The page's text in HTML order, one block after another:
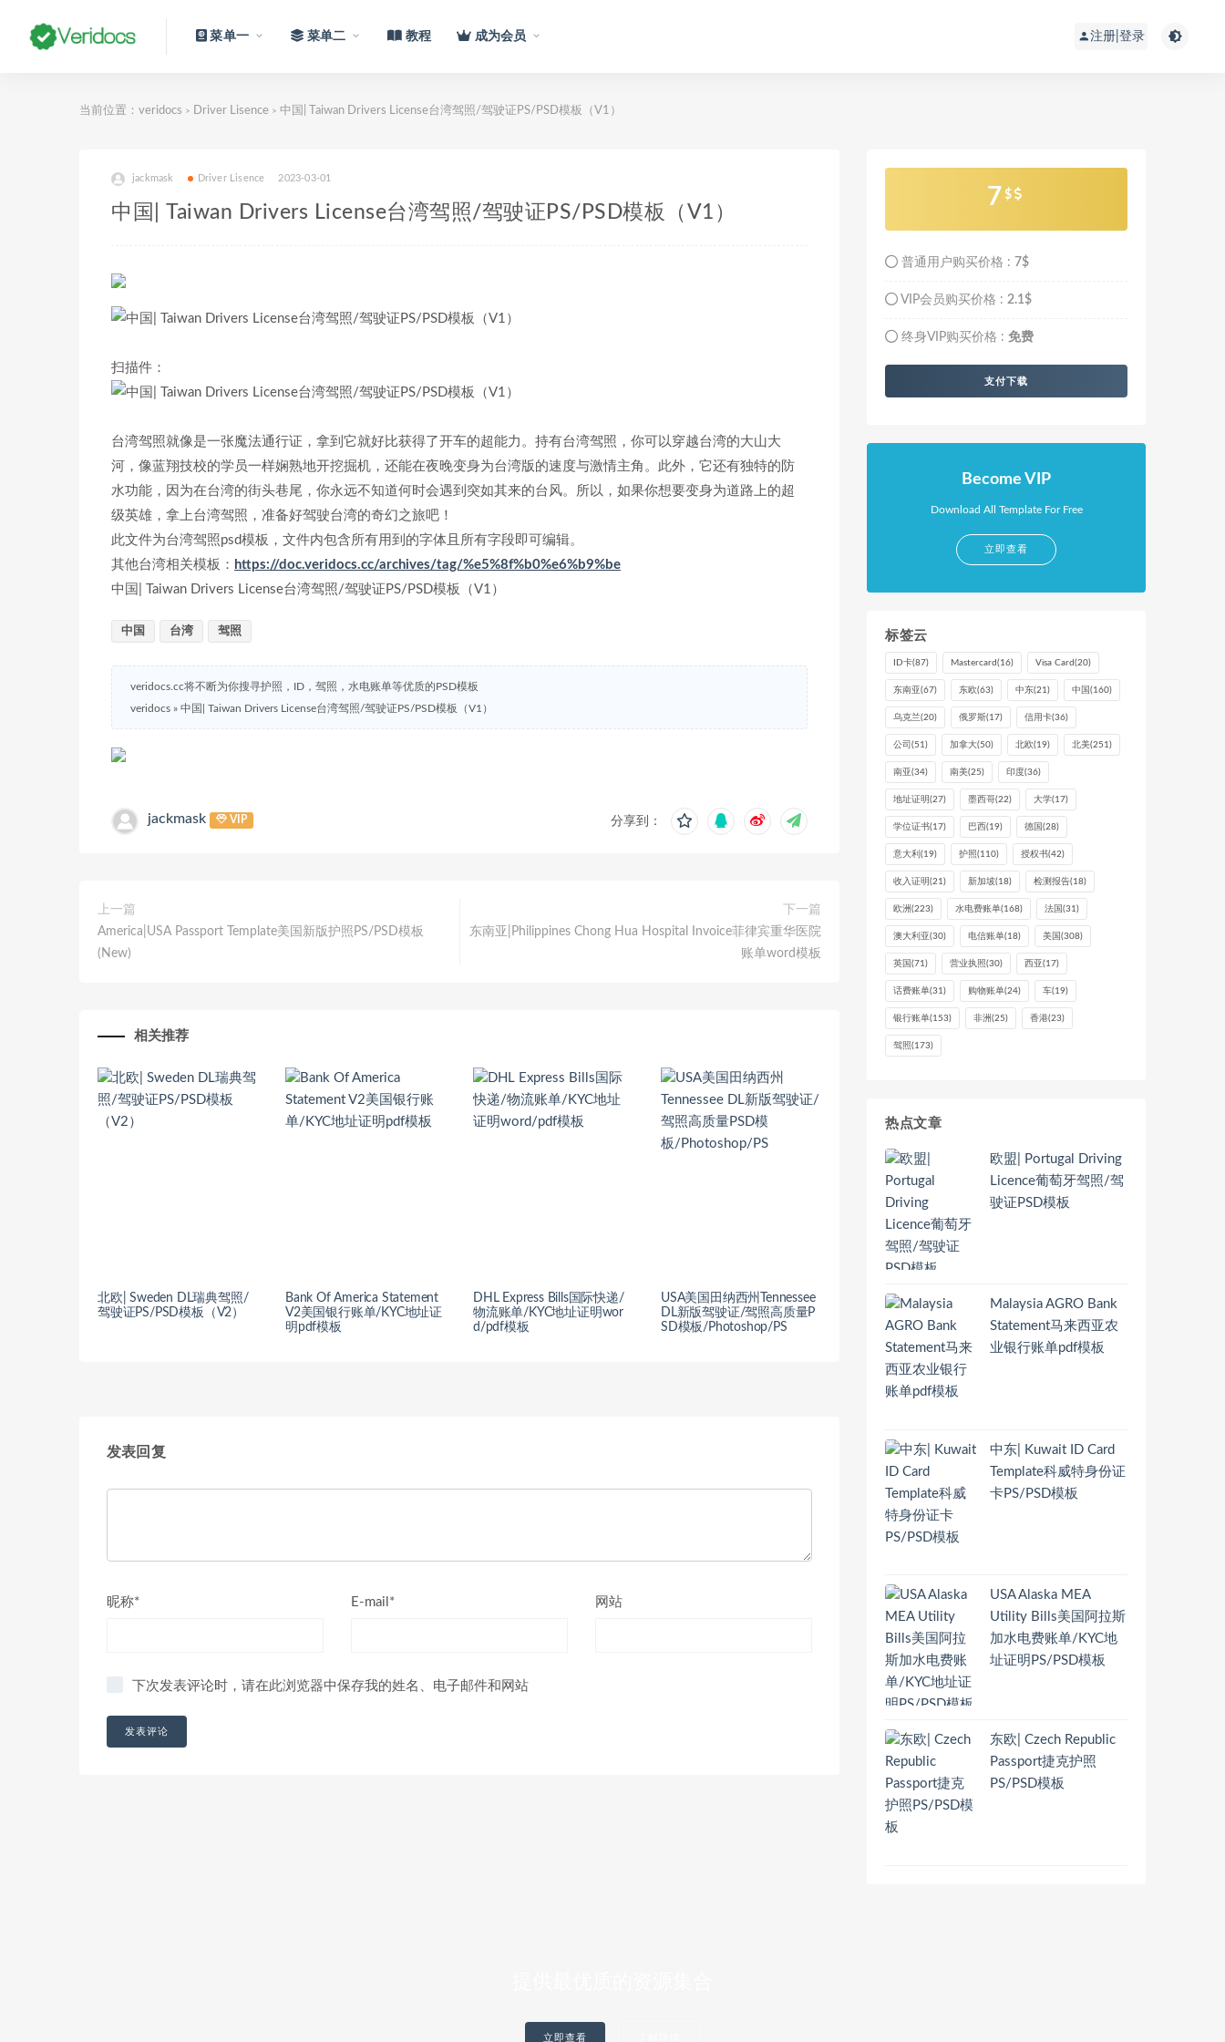
菜单一 菜单二 教程 成为会员 注册|登录
当前位置： veridocs > Driver Lisence > 中国| Taiwan Drivers License台湾驾照/驾驶证PS/PSD模板（V1）
jackmask Driver Lisence 2023-03-01
中国| Taiwan Drivers License台湾驾照/驾驶证PS/PSD模板（V1）
扫描件：
台湾驾照就像是一张魔法通行证，拿到它就好比获得了开车的超能力。持有台湾驾照，你可以穿越台湾的大山大
河，像蓝翔技校的学员一样娴熟地开挖掘机，还能在夜晚变身为台湾版的速度与激情主角。此外，它还有独特的防
水功能，因为在台湾的街头巷尾，你永远不知道何时会遇到突如其来的台风。所以，如果你想要变身为道路上的超
级英雄，拿上台湾驾照，准备好驾驶台湾的奇幻之旅吧！
此文件为台湾驾照psd模板，文件内包含所有用到的字体且所有字段即可编辑。
其他台湾相关模板： https://doc.veridocs.cc/archives/tag/%e5%8f%b0%e6%b9%be
中国| Taiwan Drivers License台湾驾照/驾驶证PS/PSD模板（V1）
中国 台湾 驾照
veridocs.cc将不断为你搜寻护照，ID，驾照，水电账单等优质的PSD模板
veridocs » 中国| Taiwan Drivers License台湾驾照/驾驶证PS/PSD模板（V1）
jackmask VIP 分享到：
上一篇
America|USA Passport Template美国新版护照PS/PSD模板
(New)
下一篇
东南亚|Philippines Chong Hua Hospital Invoice菲律宾重华医院
账单word模板
相关推荐
北欧| Sweden DL瑞典驾照/
驾驶证PS/PSD模板（V2）
Bank Of America Statement
V2美国银行账单/KYC地址证
明pdf模板
DHL Express Bills国际快递/
物流账单/KYC地址证明wor
d/pdf模板
USA美国田纳西州Tennessee
DL新版驾驶证/驾照高质量P
SD模板/Photoshop/PS
发表回复
昵称* E-mail* 网站
下次发表评论时，请在此浏览器中保存我的姓名、电子邮件和网站
7 $
普通用户购买价格 : 7$
VIP会员购买价格 : 2.1$
终身VIP购买价格 : 免费
支付下载
Become VIP
Download All Template For Free
立即查看
标签云
ID卡(87) Mastercard (16) Visa Card (20)
东南亚(67) 东欧(63) 中东(21) 中国 (160)
乌克兰(20) 俄罗斯(17) 信用卡(36)
公司 (51) 加拿大(50) 北欧(19) 北美(251)
南亚(34) 南美(25) 印度(36)
地址证明 (27) 墨西哥(22) 大学(17)
学位证书(17) 巴西(19) 德国 (28)
意大利 (19) 护照(110) 授权书(42)
收入证明 (21) 新加坡(18) 检测报告(18)
欧洲 (223) 水电费账单(168) 法国 (31)
澳大利亚(30) 电信账单(18) 美国 (308)
英国 (71) 营业执照(30) 西亚(17)
话费账单(31) 购物账单(24) 车(19)
银行账单(153) 非洲 (25) 香港(23)
驾照(173)
热点文章
欧盟| Portugal Driving
Licence葡萄牙驾照/驾
驶证PSD模板
Malaysia AGRO Bank
Statement马来西亚农
业银行账单pdf模板
中东| Kuwait ID Card
Template科威特身份证
卡PS/PSD模板
USA Alaska MEA
Utility Bills美国阿拉斯
加水电费账单/KYC地
址证明PS/PSD模板
东欧| Czech Republic
Passport捷克护照
PS/PSD模板
立即查看